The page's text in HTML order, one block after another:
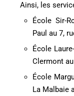
Ainsi, les
École Sir-
Paul au 7,
École
Clermont
École
La Malbaie